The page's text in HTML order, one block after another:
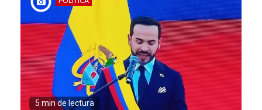
5 min de lectura